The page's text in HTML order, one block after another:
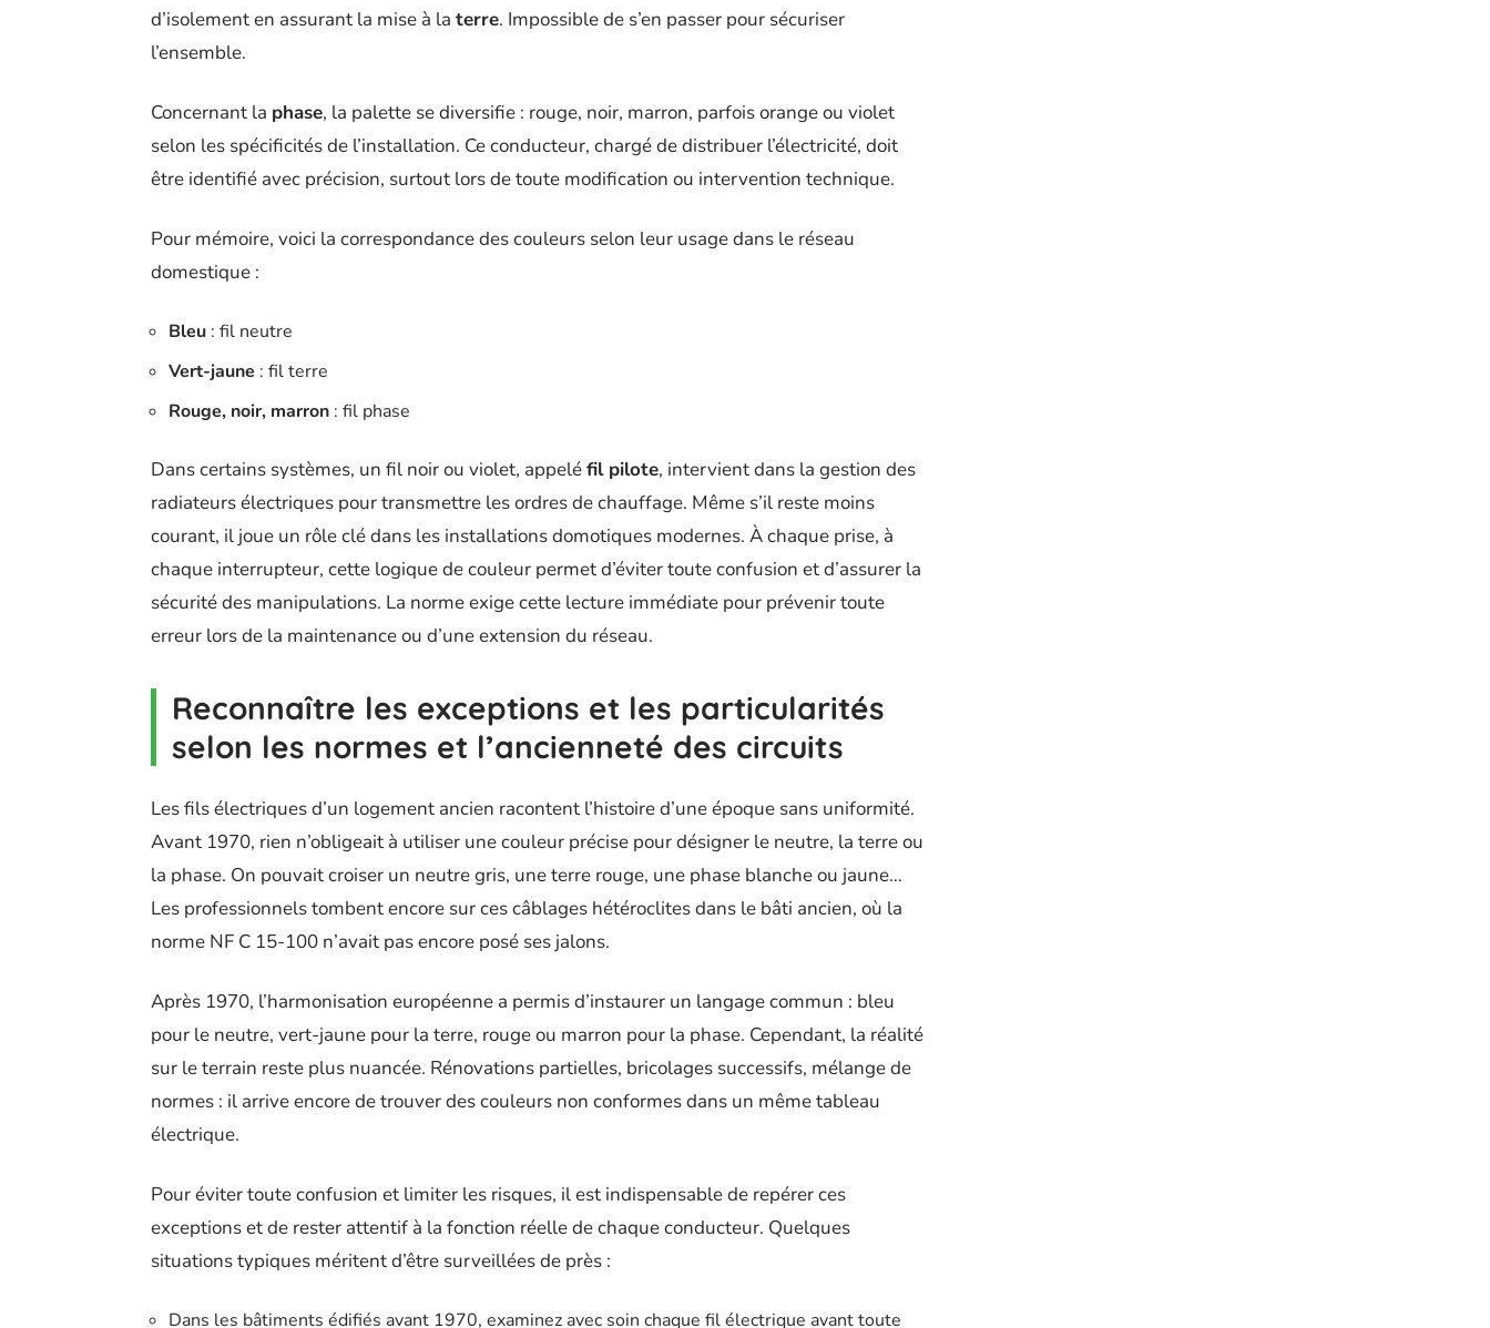
d’isolement en assurant la mise à la terre. Impossible de s’en passer pour sécuriser
l’ensemble.
Concernant la phase, la palette se diversifie : rouge, noir, marron, parfois orange ou violet
selon les spécificités de l’installation. Ce conducteur, chargé de distribuer l’électricité, doit
être identifié avec précision, surtout lors de toute modification ou intervention technique.
Pour mémoire, voici la correspondance des couleurs selon leur usage dans le réseau
domestique :
Bleu : fil neutre
Vert-jaune : fil terre
Rouge, noir, marron : fil phase
Dans certains systèmes, un fil noir ou violet, appeléfil pilote, intervient dans la gestion des
radiateurs électriques pour transmettre les ordres de chauffage. Même s’il reste moins
courant, il joue un rôle clé dans les installations domotiques modernes. À chaque prise, à
chaque interrupteur, cette logique de couleur permet d’éviter toute confusion et d’assurer la
sécurité des manipulations. La norme exige cette lecture immédiate pour prévenir toute
erreur lors de la maintenance ou d’une extension du réseau.
Reconnaître les exceptions et les particularités
selon les normes et l’ancienneté des circuits
Les fils électriques d’un logement ancien racontent l’histoire d’une époque sans uniformité.
Avant 1970, rien n’obligeait à utiliser une couleur précise pour désigner le neutre, la terre ou
la phase. On pouvait croiser un neutre gris, une terre rouge, une phase blanche ou jaune…
Les professionnels tombent encore sur ces câblages hétéroclites dans le bâti ancien, où la
norme NF C 15-100 n’avait pas encore posé ses jalons.
Après 1970, l’harmonisation européenne a permis d’instaurer un langage commun : bleu
pour le neutre, vert-jaune pour la terre, rouge ou marron pour la phase. Cependant, la réalité
sur le terrain reste plus nuancée. Rénovations partielles, bricolages successifs, mélange de
normes : il arrive encore de trouver des couleurs non conformes dans un même tableau
électrique.
Pour éviter toute confusion et limiter les risques, il est indispensable de repérer ces
exceptions et de rester attentif à la fonction réelle de chaque conducteur. Quelques
situations typiques méritent d’être surveillées de près :
Dans les bâtiments édifiés avant 1970, examinez avec soin chaque fil électrique avant toute